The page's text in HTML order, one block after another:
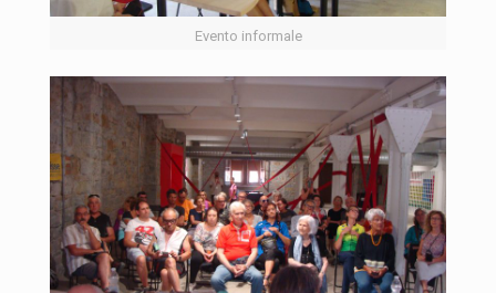
Evento informale